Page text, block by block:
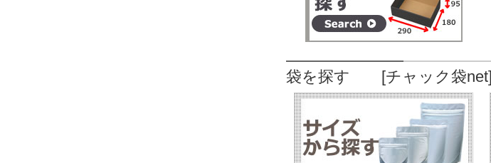
袋を探す [チャック袋net]